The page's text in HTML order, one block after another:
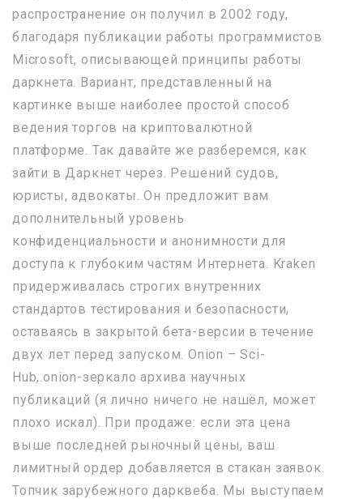
распространение он получил в 2002 году,
благодаря публикации работы программистов
Microsoft, описывающей принципы работы
даркнета. Вариант, представленный на
картинке выше наиболее простой способ
ведения торгов на криптовалютной
платформе. Так давайте же разберемся, как
зайти в Даркнет через. Решений судов,
юристы, адвокаты. Он предложит вам
дополнительный уровень
конфиденциальности и анонимности для
доступа к глубоким частям Интернета. Kraken
придерживалась строгих внутренних
стандартов тестирования и безопасности,
оставаясь в закрытой бета-версии в течение
двух лет перед запуском. Onion – Sci-
Hub,.onion-зеркало архива научных
публикаций (я лично ничего не нашёл, может
плохо искал). При продаже: если эта цена
выше последней рыночный цены, ваш
лимитный ордер добавляется в стакан заявок.
Топчик зарубежного дарквеба. Мы выступаем